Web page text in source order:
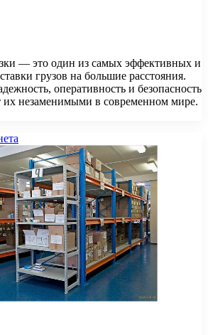
— это один из самых эффективных и
грузов на большие расстояния.
оперативность и безопасность
их незаменимыми в современном мире.